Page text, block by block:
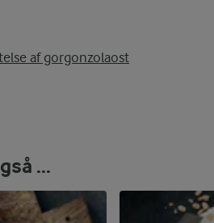
af gorgonzolaost
...